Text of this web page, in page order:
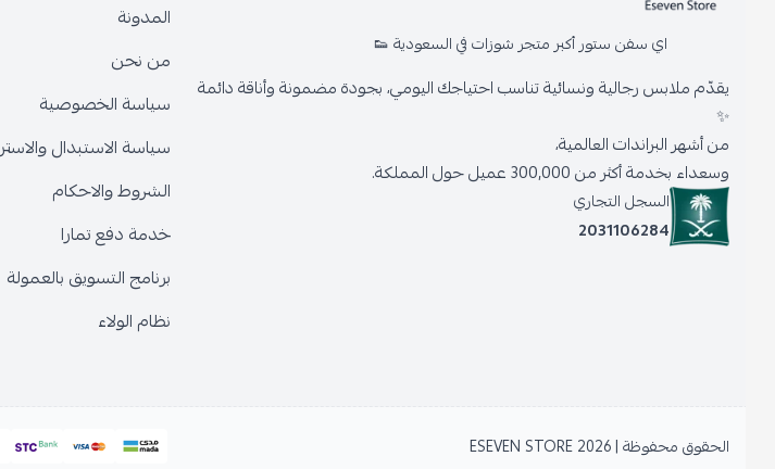
اي سفن ستور أكبر متجر شوزات في السعودية 👟
يقدّم ملابس رجالية ونسائية تناسب احتياجك اليومي، بجودة مضمونة وأناقة دائمة
من أشهر البراندات العالمية،
وسعداء بخدمة أكثر من 300,000 عميل حول المملكة.
السجل التجاري
2031106284
المدونة
من نحن
سياسة الخصوصية
سياسة الاستبدال والاسترجاع
الشروط والاحكام
خدمة دفع تمارا
برنامج التسويق بالعمولة
نظام الولاء
الحقوق محفوظة | 2026 ESEVEN STORE